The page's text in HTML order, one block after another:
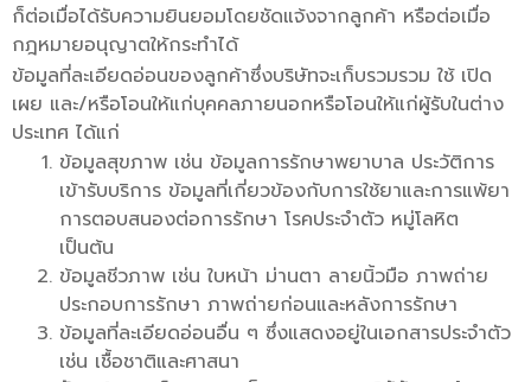
ก็ต่อเมื่อได้รับความยินยอมโดยชัดแจ้งจากลูกค้า หรือต่อเมื่อ
กฎหมายอนุญาตให้กระทำได้
ข้อมูลที่ละเอียดอ่อนของลูกค้าซึ่งบริษัทจะเก็บรวมรวม ใช้ เปิด
เผย และ/หรือโอนให้แก่บุคคลภายนอกหรือโอนให้แก่ผู้รับในต่าง
ประเทศ ได้แก่
ข้อมูลสุขภาพ เช่น ข้อมูลการรักษาพยาบาล ประวัติการ
เข้ารับบริการ ข้อมูลที่เกี่ยวข้องกับการใช้ยาและการแพ้ยา
การตอบสนองต่อการรักษา โรคประจำตัว หมู่โลหิต
เป็นต้น
ข้อมูลชีวภาพ เช่น ใบหน้า ม่านตา ลายนิ้วมือ ภาพถ่าย
ประกอบการรักษา ภาพถ่ายก่อนและหลังการรักษา
ข้อมูลที่ละเอียดอ่อนอื่น ๆ ซึ่งแสดงอยู่ในเอกสารประจำตัว
เช่น เชื้อชาติและศาสนา